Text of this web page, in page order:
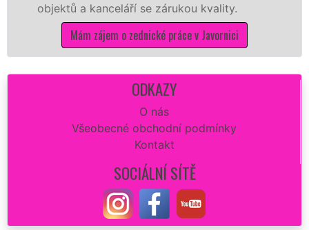
a kanceláří se zárukou kvality.
Mám zájem o zednické práce v Javornici
ODKAZY
O nás
Všeobecné obchodní podmínky
Kontakt
SOCIÁLNÍ SÍTĚ